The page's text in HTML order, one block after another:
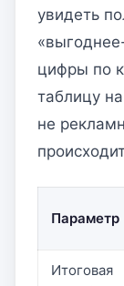
увидеть
цифры по
таблицу
не
Параметр
Итоговая